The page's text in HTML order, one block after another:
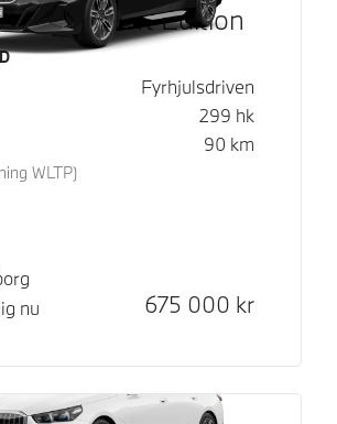
M Sport Edition
Fyrhjulsdriven
299 hk
WLTP)
90 km
nu
Kontantpris
675 000 kr